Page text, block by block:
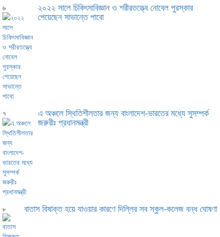
৬ ২০২২ সালে চিকিৎসাবিজ্ঞান ও শরীরতত্ত্বে নোবেল পুরস্কার
পেয়েছেন সাভান্তে পাবো
৭ এ অঞ্চলে স্থিতিশীলতার জন্য বাংলাদেশ-ভারতের মধ্যে সুসম্পর্ক
জরুরীঃ প্রধানমন্ত্রী
৮ বাতাস বিষাক্ত হয়ে যাওয়ার কারণে দিল্লির সব স্কুল-কলেজ বন্ধ ঘোষণা